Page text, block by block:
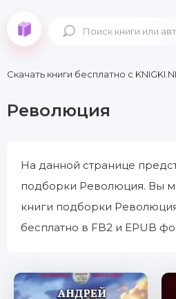
Скачать книги бесплатно c
Революция
На данной странице
подборки Революция. Вы
книги подборки
бесплатно в FB2 и EPUB